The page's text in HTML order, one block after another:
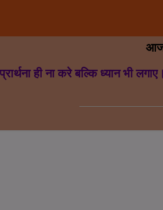
आज
ही ना करे बल्कि ध्यान भी